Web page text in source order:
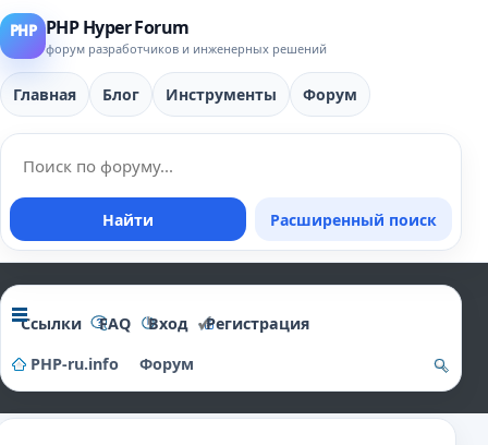
PHP Hyper Forum
форум разработчиков и инженерных решений
Главная Блог Инструменты Форум
Найти Расширенный поиск
Ссылки FAQ Вход
Регистрация
PHP-ru.info
Форум